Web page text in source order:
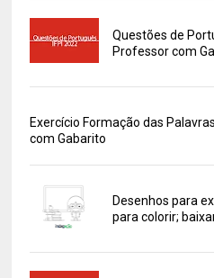
Questões de
Professor com
Exercício Formação das
com Gabarito
Desenhos para
para colorir;